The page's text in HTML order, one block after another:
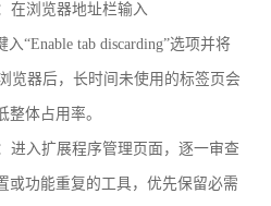
在浏览器地址栏输入
“Enable tab discarding”选项并将
览器后，长时间未使用的标签页会
整体占用率。
进入扩展程序管理页面，逐一审查
或功能重复的工具，优先保留必需